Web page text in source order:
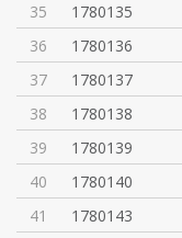
35
1780135
36
1780136
37
1780137
38
1780138
39
1780139
40
1780140
41
1780143